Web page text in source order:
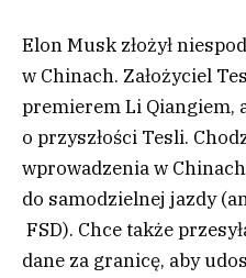
Elon Musk złożył
w Chinach. Założyciel
premierem Li Qiangiem,
o przyszłości Tesli.
wprowadzenia w
do samodzielnej jazdy
FSD). Chce także
dane za granicę, aby